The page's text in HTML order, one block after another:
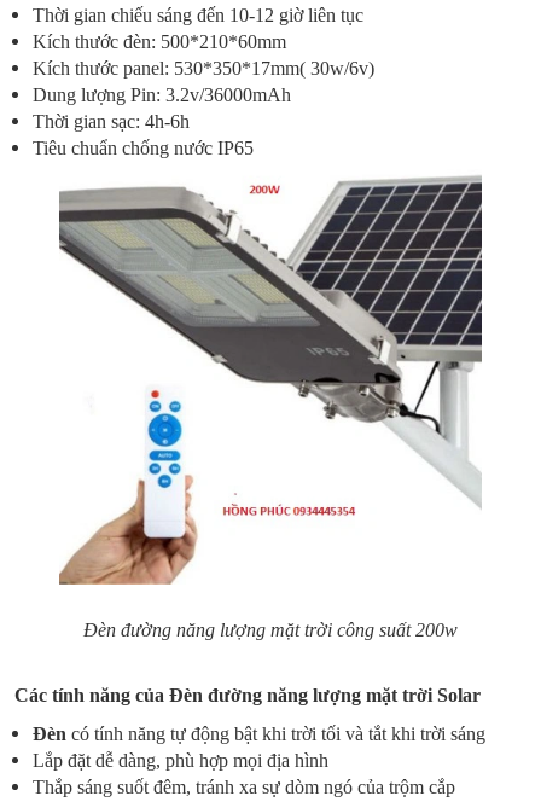
Thời gian chiếu sáng đến 10-12 giờ liên tục
Kích thước đèn: 500*210*60mm
Kích thước panel: 530*350*17mm( 30w/6v)
Dung lượng Pin: 3.2v/36000mAh
Thời gian sạc: 4h-6h
Tiêu chuẩn chống nước IP65
Đèn đường năng lượng mặt trời công suất 200w
Các tính năng của Đèn đường năng lượng mặt trời Solar
Đèn có tính năng tự động bật khi trời tối và tắt khi trời sáng
Lắp đặt dễ dàng, phù hợp mọi địa hình
Thắp sáng suốt đêm, tránh xa sự dòm ngó của trộm cắp